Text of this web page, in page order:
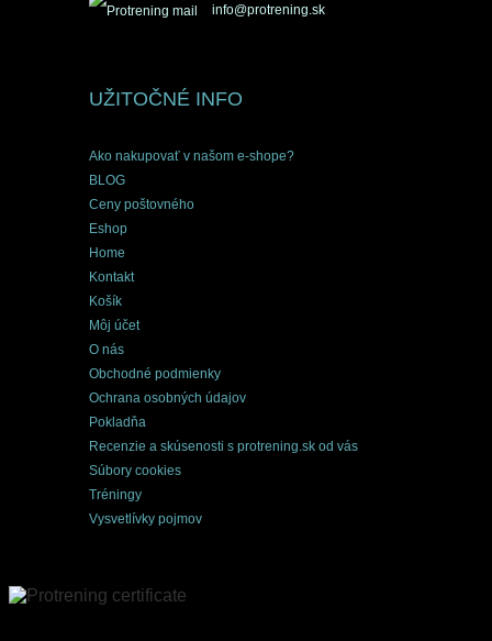
info@protrening.sk
UŽITOČNÉ INFO
Ako nakupovať v našom e-shope?
BLOG
Ceny poštovného
Eshop
Home
Kontakt
Košík
Môj účet
O nás
Obchodné podmienky
Ochrana osobných údajov
Pokladňa
Recenzie a skúsenosti s protrening.sk od vás
Súbory cookies
Tréningy
Vysvetlívky pojmov